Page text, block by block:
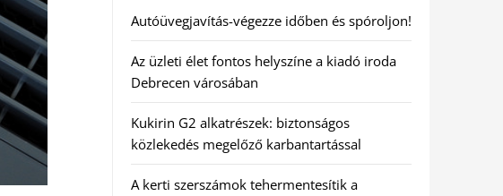
Autóüvegjavítás-végezze időben és spóroljon!
Az üzleti élet fontos helyszíne a kiadó iroda
Debrecen városában
Kukirin G2 alkatrészek: biztonságos
közlekedés megelőző karbantartással
A kerti szerszámok tehermentesítik a